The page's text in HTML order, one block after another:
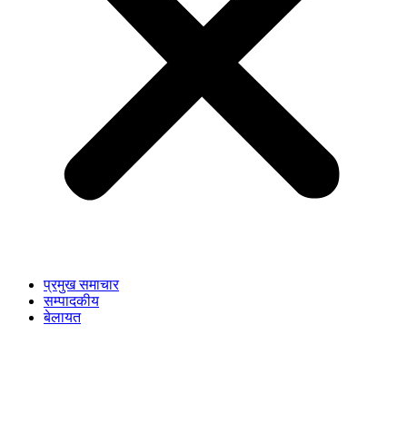
प्रमुख समाचार
सम्पादकीय
बेलायत